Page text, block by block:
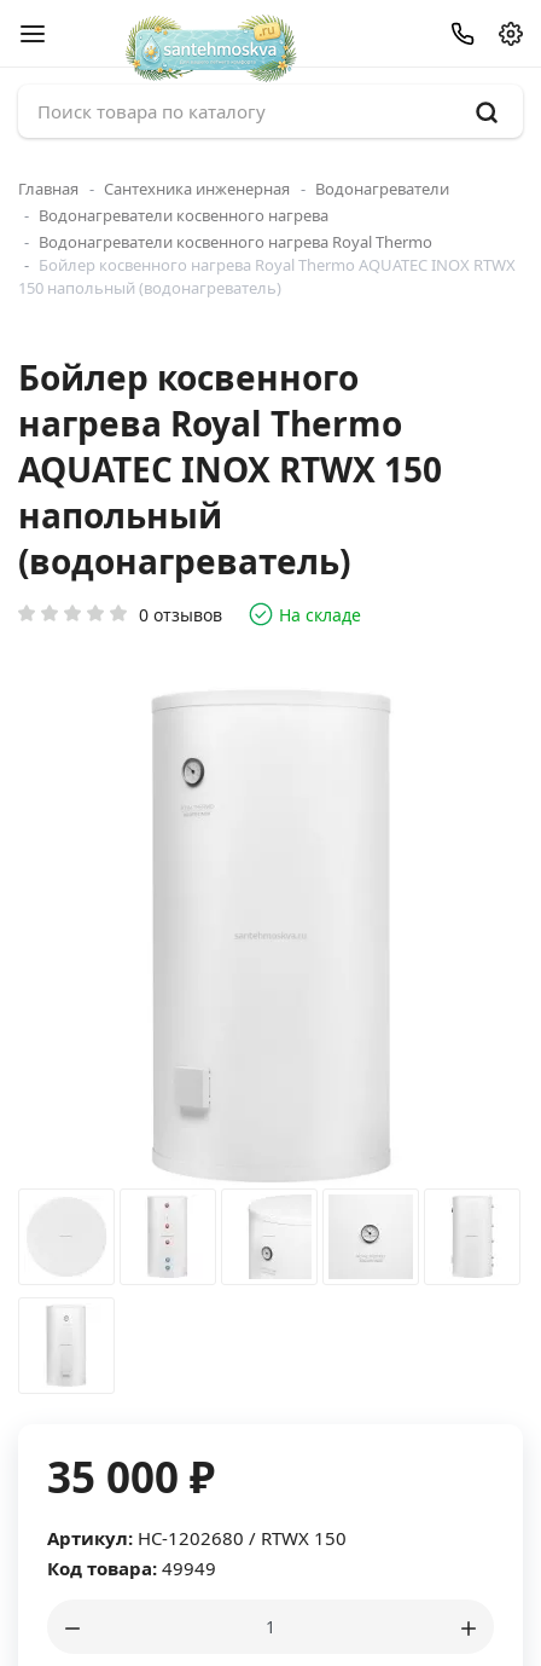
Главная Сантехника инженерная
Водонагреватели
Водонагреватели косвенного нагрева
Водонагреватели косвенного нагрева Royal Thermo
Бойлер косвенного нагрева Royal Thermo AQUATEC INOX RTWX
150 напольный (водонагреватель)
Бойлер косвенного
нагрева Royal Thermo
AQUATEC INOX RTWX 150
напольный
(водонагреватель)
0 отзывов На складе
35 000 ₽
Артикул: НС-1202680 / RTWX 150
Код товара: 49949